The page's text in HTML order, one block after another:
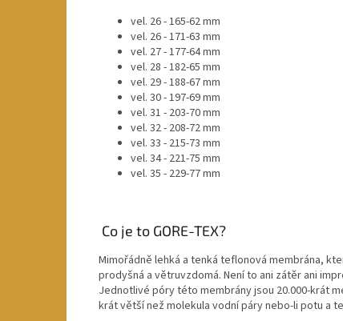
vel. 26 - 165-62 mm
vel. 26 - 171-63 mm
vel. 27 - 177-64 mm
vel. 28 - 182-65 mm
vel. 29 - 188-67 mm
vel. 30 - 197-69 mm
vel. 31 - 203-70 mm
vel. 32 - 208-72 mm
vel. 33 - 215-73 mm
vel. 34 - 221-75 mm
vel. 35 - 229-77 mm
Co je to GORE-TEX?
Mimořádně lehká a tenká teflonová membrána,
prodyšná a větruvzdomá. Není to ani zátěr ani
Jednotlivé póry této membrány jsou 20.000-krát
krát větší než molekula vodní páry nebo-li potu a